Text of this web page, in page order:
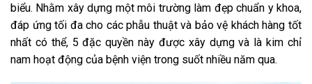
biểu. Nhằm xây dựng một môi trường làm đẹp chuẩn y khoa,
đáp ứng tối đa cho các phẫu thuật và bảo vệ khách hàng tốt
nhất có thể, 5 đặc quyền này được xây dựng và là kim chỉ
nam hoạt động của bệnh viện trong suốt nhiều năm qua.